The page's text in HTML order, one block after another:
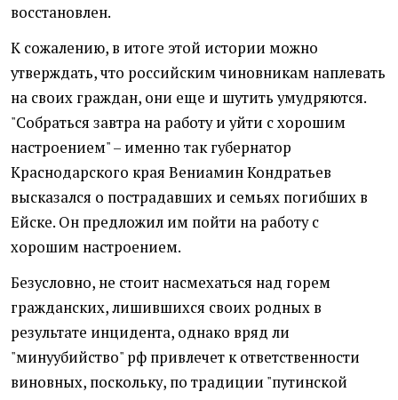
восстановлен.
К сожалению, в итоге этой истории можно
утверждать, что российским чиновникам наплевать
на своих граждан, они еще и шутить умудряются.
"Собраться завтра на работу и уйти с хорошим
настроением" – именно так губернатор
Краснодарского края Вениамин Кондратьев
высказался о пострадавших и семьях погибших в
Ейске. Он предложил им пойти на работу с
хорошим настроением.
Безусловно, не стоит насмехаться над горем
гражданских, лишившихся своих родных в
результате инцидента, однако вряд ли
"минуубийство" рф привлечет к ответственности
виновных, поскольку, по традиции "путинской